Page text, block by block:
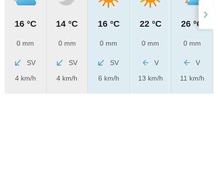
16 °C
0 mm
SV
4 km/h
14 °C
0 mm
SV
4 km/h
16 °C
0 mm
SV
6 km/h
22 °C
0 mm
V
13 km/h
26 °C
0 mm
V
11 km/h